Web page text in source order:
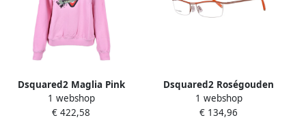
Dsquared2 Maglia Pink
Dames
1 webshop
€ 422,58
Dsquared2 Roségouden
metalen frames voor
vrouwen Pink Dames
1 webshop
€ 134,96